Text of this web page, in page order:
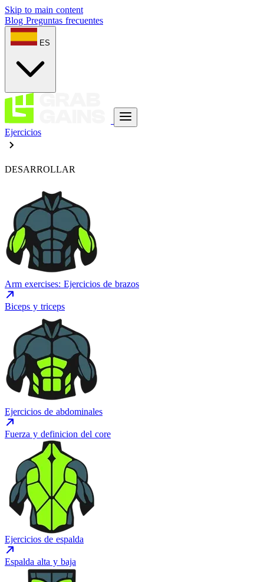
Skip to main content
Blog Preguntas frecuentes
ES
Ejercicios
DESARROLLAR
Arm exercises: Ejercicios de brazos
Biceps y triceps
Ejercicios de abdominales
Fuerza y definicion del core
Ejercicios de espalda
Espalda alta y baja